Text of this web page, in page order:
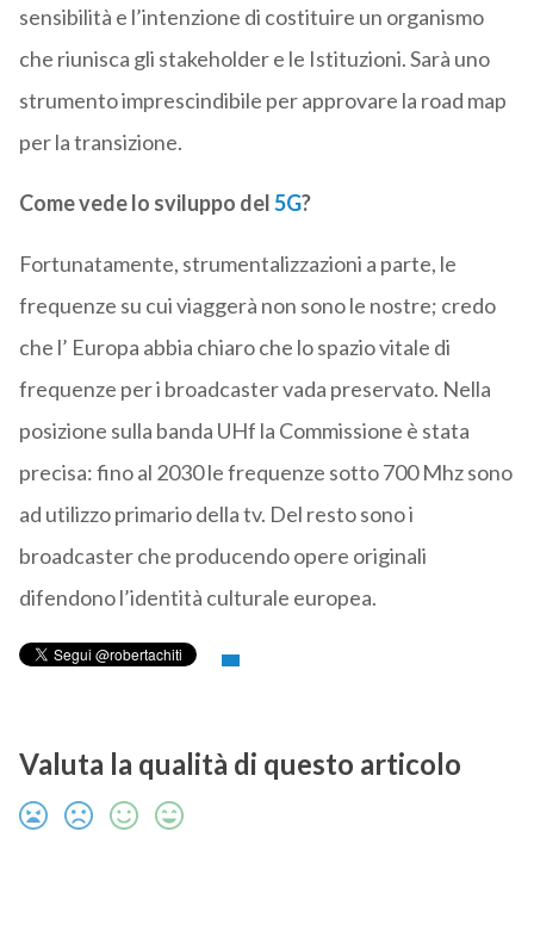
sensibilità e l’intenzione di costituire un organismo
che riunisca gli stakeholder e le Istituzioni. Sarà uno
strumento imprescindibile per approvare la road map
per la transizione.
Come vede lo sviluppo del5G?
Fortunatamente, strumentalizzazioni a parte, le
frequenze su cui viaggerà non sono le nostre; credo
che l’ Europa abbia chiaro che lo spazio vitale di
frequenze per i broadcaster vada preservato. Nella
posizione sulla banda UHf la Commissione è stata
precisa: fino al 2030 le frequenze sotto 700 Mhz sono
ad utilizzo primario della tv. Del resto sono i
broadcaster che producendo opere originali
difendono l’identità culturale europea.
Valuta la qualità di questo articolo